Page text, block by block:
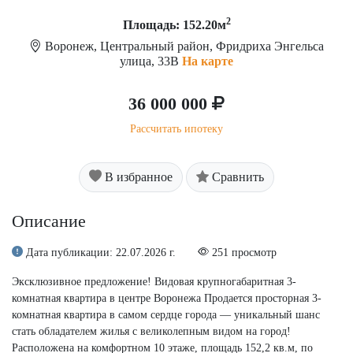
Площадь: 152.20м2
Воронеж, Центральный район, Фридриха Энгельса
улица, 33В На карте
36 000 000
Рассчитать ипотеку
В избранное Сравнить
Описание
Дата публикации: 22.07.2026 г. 251 просмотр
Эксклюзивное предложение! Видовая крупногабаритная 3-
комнатная квартира в центре Воронежа Продается просторная 3-
комнатная квартира в самом сердце города — уникальный шанс
стать обладателем жилья с великолепным видом на город!
Расположена на комфортном 10 этаже, площадь 152,2 кв.м, по